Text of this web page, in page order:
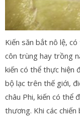
Kiến săn bắt nô lệ,
côn trùng hay trồng
kiến có thể thực hiện
bộ lạc trên thế giới,
châu Phi, kiến có thể
thương. Khi các